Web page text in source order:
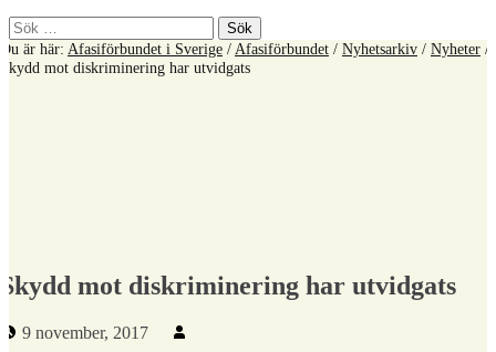
Sök
efter:
Du är här: Afasiförbundet i Sverige /Afasiförbundet / Nyhetsarkiv / Nyheter /
Skydd mot diskriminering har utvidgats
Skydd mot diskriminering har utvidgats
Publicerad den:
9 november, 2017